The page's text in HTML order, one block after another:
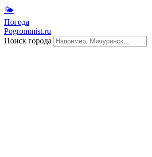
🌤
Погода
Pogrommist.ru
Поиск города